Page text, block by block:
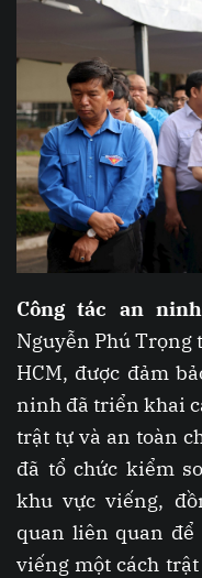
Công tác an ninh
Nguyễn Phú Trọng
HCM, được đảm
ninh đã triển khai
trật tự và an toàn
đã tổ chức kiểm
khu vực viếng,
quan liên quan
viếng một cách